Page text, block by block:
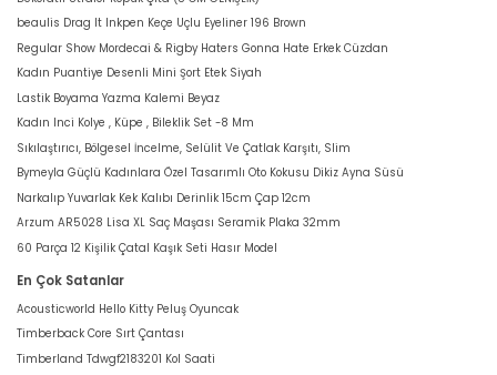
beaulis Drag It Inkpen Keçe Uçlu Eyeliner 196 Brown
Regular Show Mordecai & Rigby Haters Gonna Hate Erkek Cüzdan
Kadın Puantiye Desenli Mini Şort Etek Siyah
Lastik Boyama Yazma Kalemi Beyaz
Kadın Inci Kolye , Küpe , Bileklik Set -8 Mm
Sıkılaştırıcı, Bölgesel İncelme, Selülit Ve Çatlak Karşıtı, Slim
Bymeyla Güçlü Kadınlara Özel Tasarımlı Oto Kokusu Dikiz Ayna Süsü
Narkalıp Yuvarlak Kek Kalıbı Derinlik 15cm Çap 12cm
Arzum AR5028 Lisa XL Saç Maşası Seramik Plaka 32mm
60 Parça 12 Kişilik Çatal Kaşık Seti Hasır Model
En Çok Satanlar
Acousticworld Hello Kitty Peluş Oyuncak
Timberback Core Sırt Çantası
Timberland Tdwgf2183201 Kol Saati